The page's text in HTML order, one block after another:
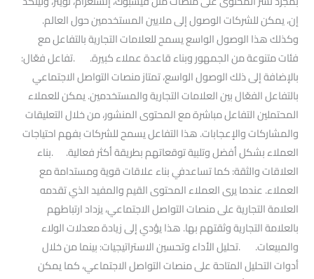
إن، يمكن للشركات الوصول إلى ملايين المستخدمين حول العالم.
وكذلك هذا الوصول الواسع يسمح للعلامات التجارية بالتفاعل مع
فئات متنوعة من الجمهور وبناء قاعدة عملاء كبيرة. .تفاعل فعّال:
بالإضافة إلى ذلك الوصول الواسع، تمتاز منصات التواصل الاجتماعي
بالتفاعل الفعّال بين العلامات التجارية والمستخدمين. يمكن للعملاء
المحتملين التفاعل مباشرة مع المحتوى المنشور، من خلال التعليقات
والمشاركات والإعجابات. هذا التفاعل يسمح للشركات بفهم احتياجات
العملاء بشكل أفضل وتلبية توقعاتهم بطريقة أكثر فعالية. .بناء
العلاقات والثقة: كما تساعدفي بناء علاقات قوية ومستدامة مع
العملاء. عندما يرى العملاء المحتوى القيم والمفيد الذي تقدمه
العلامة التجارية على منصات التواصل الاجتماعي، يزداد ارتباطهم
بالعلامة التجارية وثقتهم بها. هذا يؤدي إلى زيادة معدلات الولاء
والمبيعات. .تحليل الأداء وتحسين الاستراتيجيات: بينما من خلال
أدوات التحليل المتاحة على منصات التواصل الاجتماعي، كما يمكن